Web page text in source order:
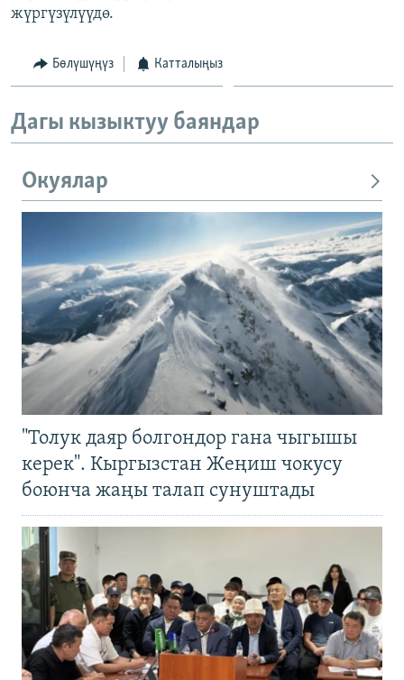
жүргүзүлүүдө.
Бөлүшүңүз Катталыңыз
Дагы кызыктуу баяндар
Окуялар
"Толук даяр болгондор гана чыгышы
керек". Кыргызстан Жеңиш чокусу
боюнча жаңы талап сунуштады